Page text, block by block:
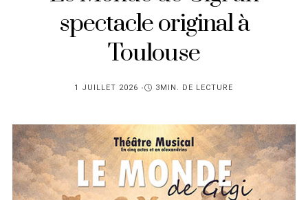
spectacle original à
Toulouse
PUBLIÉ
1 JUILLET 2026 3MIN. DE LECTURE